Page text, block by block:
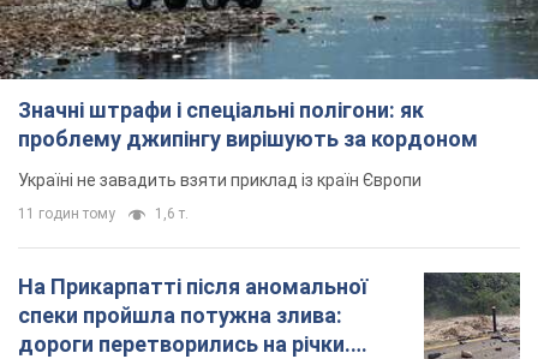
Значні штрафи і спеціальні полігони: як
проблему джипінгу вирішують за кордоном
Україні не завадить взяти приклад із країн Європи
11 годин тому 1,6 т.
На Прикарпатті після аномальної
спеки пройшла потужна злива:
дороги перетворились на річки.